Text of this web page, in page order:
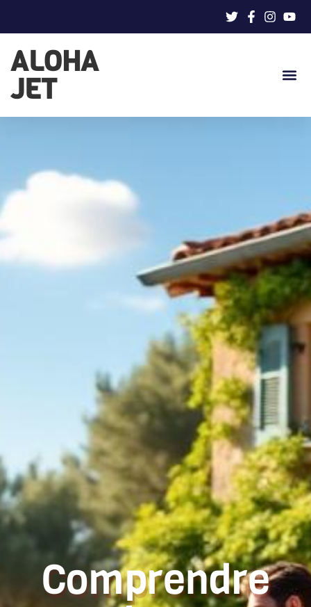
ALOHA
JET
Comprendre